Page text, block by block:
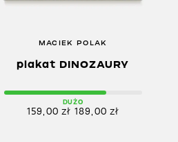
MACIEK POLAK
plakat DINOZAURY
DUŻO
159,00zł 189,00zł